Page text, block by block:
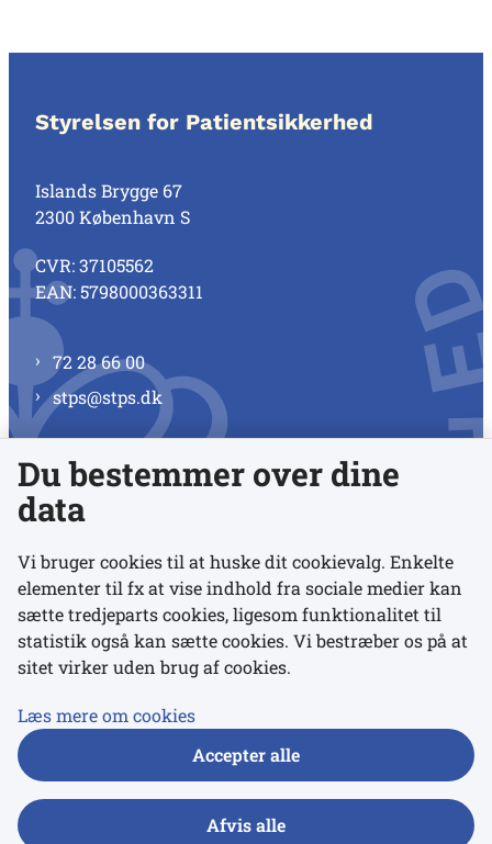
Styrelsen for Patientsikkerhed
Islands Brygge 67
2300 København S
CVR: 37105562
EAN: 5798000363311
72 28 66 00
stps@stps.dk
Se alle kontaktnumre
Links
Udgivelser
Du bestemmer over dine
data
Vi bruger cookies til at huske dit cookievalg. Enkelte
elementer til fx at vise indhold fra sociale medier kan
sætte tredjeparts cookies, ligesom funktionalitet til
statistik også kan sætte cookies. Vi bestræber os på at
sitet virker uden brug af cookies.
Læs mere om cookies
Accepter alle
Afvis alle